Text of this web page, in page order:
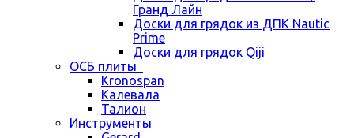
Гранд Лайн
Доски для грядок из ДПК Nautic
Prime
Доски для грядок Qiji
ОСБ плиты
Kronospan
Калевала
Талион
Инструменты